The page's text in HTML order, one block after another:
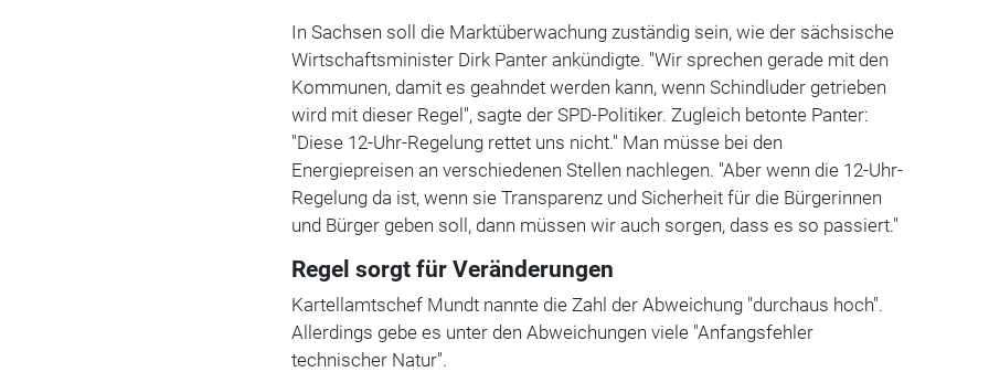
In Sachsen soll die Marktüberwachung zuständig sein, wie der sächsische
Wirtschaftsminister Dirk Panter ankündigte. "Wir sprechen gerade mit den
Kommunen, damit es geahndet werden kann, wenn Schindluder getrieben
wird mit dieser Regel", sagte der SPD-Politiker. Zugleich betonte Panter:
"Diese 12-Uhr-Regelung rettet uns nicht." Man müsse bei den
Energiepreisen an verschiedenen Stellen nachlegen. "Aber wenn die 12-Uhr-
Regelung da ist, wenn sie Transparenz und Sicherheit für die Bürgerinnen
und Bürger geben soll, dann müssen wir auch sorgen, dass es so passiert."
Regel sorgt für Veränderungen
Kartellamtschef Mundt nannte die Zahl der Abweichung "durchaus hoch".
Allerdings gebe es unter den Abweichungen viele "Anfangsfehler
technischer Natur".